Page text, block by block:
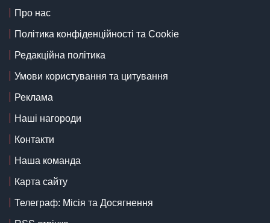
Про нас
Політика конфіденційності та Cookie
Редакційна політика
Умови користування та цитування
Реклама
Наші нагороди
Контакти
Наша команда
Карта сайту
Телеграф: Місія та Досягнення